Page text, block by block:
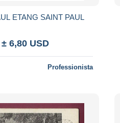
ETANG SAINT PAUL
± 6,80 USD
Professionista